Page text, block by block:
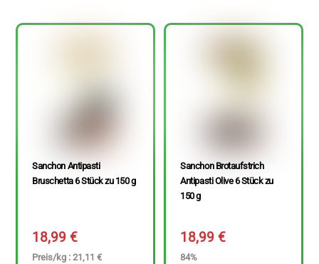
Sanchon Antipasti
Bruschetta 6 Stück zu 150 g
18,99€
Preis/kg : 21,11 €
Sanchon Brotaufstrich
Antipasti Olive 6 Stück zu
150 g
18,99€
84%